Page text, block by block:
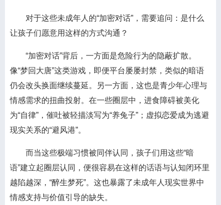
对于这些未成年人的“加密对话”，需要追问：是什么
让孩子们愿意用这样的方式沟通？
“加密对话”背后，一方面是危险行为的隐蔽扩散。
像“梦回大唐”这类游戏，即便平台屡屡封禁，类似的暗语
仍会改头换面继续蔓延。另一方面，这也是青少年心理与
情感需求的扭曲投射。在一些圈层中，进食障碍被美化
为“自律”，催吐被轻描淡写为“养兔子”；虚拟恋爱成为逃避
现实关系的“避风港”。
而当这些极端习惯被同伴认同，孩子们用这些“暗
语”建立起圈层认同，便很容易在这样的话语与认知闭环里
越陷越深，“醉生梦死”。这也暴露了未成年人现实世界中
情感支持与价值引导的缺失。